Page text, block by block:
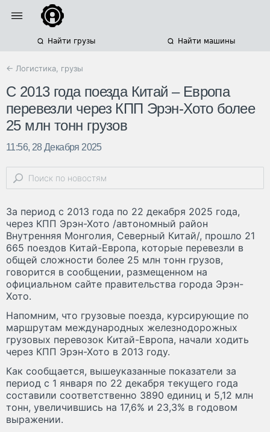
Найти грузы Найти машины
← Логистика, грузы
С 2013 года поезда Китай – Европа
перевезли через КПП Эрэн-Хото более
25 млн тонн грузов
11:56, 28 Декабря 2025
За период с 2013 года по 22 декабря 2025 года,
через КПП Эрэн-Хото /автономный район
Внутренняя Монголия, Северный Китай/, прошло 21
665 поездов Китай-Европа, которые перевезли в
общей сложности более 25 млн тонн грузов,
говорится в сообщении, размещенном на
официальном сайте правительства города Эрэн-
Хото.
Напомним, что грузовые поезда, курсирующие по
маршрутам международных железнодорожных
грузовых перевозок Китай-Европа, начали ходить
через КПП Эрэн-Хото в 2013 году.
Как сообщается, вышеуказанные показатели за
период с 1 января по 22 декабря текущего года
составили соответственно 3890 единиц и 5,12 млн
тонн, увеличившись на 17,6% и 23,3% в годовом
выражении.